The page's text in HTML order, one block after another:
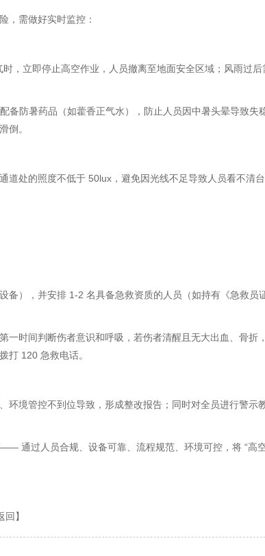
，需做好实时监控：
，立即停止高空作业，人员撤离至地面安全区域；风雨过后
防暑药品（如藿香正气水），防止人员因中暑头晕导致失
倒。
道处的照度不低于 50lux，避免因光线不足导致人员看不清
），并安排 1-2 名具备急救资质的人员（如持有《急救员
一时间判断伤者意识和呼吸，若伤者清醒且无大出血、骨折
打 120 急救电话。
境管控不到位导致，形成整改报告；同时对全员进行警示
通过人员合规、设备可靠、流程规范、环境可控，将 “高
回 】